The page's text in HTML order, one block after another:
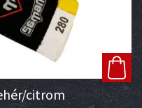
citrom